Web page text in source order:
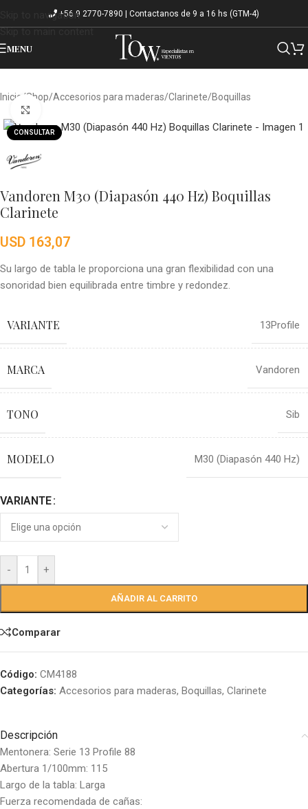
Skip to navigation
Skip to main content
+56 9 2770-7890 | Contactanos de 9 a 16 hs (GTM-4)
MENU
Inicio /Shop/Accesorios para maderas/Clarinete/Boquillas
CONSULTAR
Vandoren M30 (Diapasón 440 Hz) Boquillas
Clarinete
USD 163,07
Su largo de tabla le proporciona una gran flexibilidad con una
sonoridad bien equilibrada entre timbre y redondez.
VARIANTE 13Profile
MARCA Vandoren
TONO Sib
MODELO M30 (Diapasón 440 Hz)
VARIANTE
- +
AÑADIR AL CARRITO
Comparar
Código: CM4188
Categorías: Accesorios para maderas, Boquillas, Clarinete
Descripción
Mentonera: Serie 13 Profile 88
Abertura 1/100mm: 115
Largo de la tabla: Larga
Fuerza recomendada de cañas: